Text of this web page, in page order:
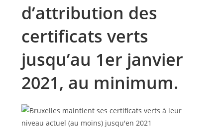
d’attribution des
certificats verts
jusqu’au 1er janvier
2021, au minimum.